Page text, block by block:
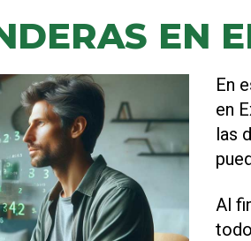
EN
En
en
las
Al